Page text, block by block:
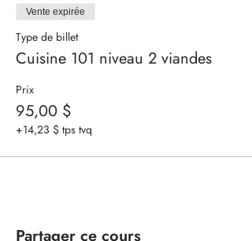
Vente expirée
Type de billet
Cuisine 101 niveau 2 viandes
Prix
95,00 $
+14,23 $ tps tvq
Partager ce cours